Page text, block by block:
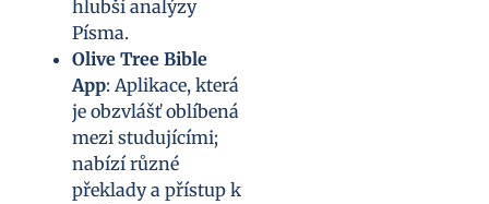
hlubší analýzy
Písma.
Olive Tree Bible
App: Aplikace, která
je obzvlášť oblíbená
mezi studujícími;
nabízí různé
překlady a přístup k